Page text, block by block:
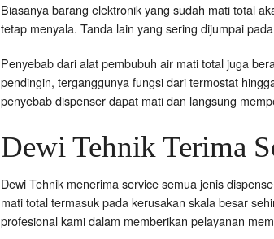
Biasanya barang elektronik yang sudah mati total
tetap menyala. Tanda lain yang sering dijumpai
Penyebab dari alat pembubuh air mati total juga
pendingin, terganggunya fungsi dari termostat
penyebab dispenser dapat mati dan langsung
Dewi Tehnik Terima
Dewi Tehnik menerima service semua jenis
mati total termasuk pada kerusakan skala besar
profesional kami dalam memberikan pelayanan